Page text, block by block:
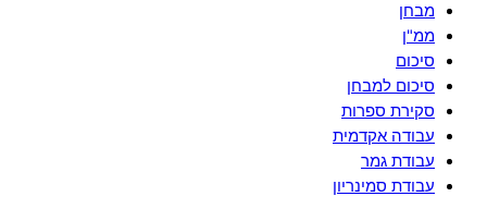
מבחן
ממ"ן
סיכום
סיכום למבחן
סקירת ספרות
עבודה אקדמית
עבודת גמר
עבודת סמינריון